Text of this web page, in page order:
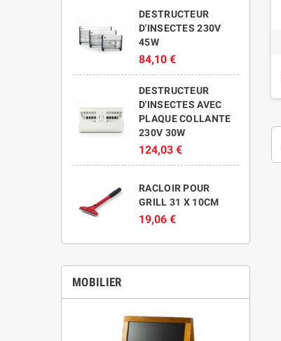
DESTRUCTEUR
D'INSECTES 230V
45W
84,10 €
DESTRUCTEUR
D'INSECTES AVEC
PLAQUE COLLANTE
230V 30W
124,03 €
RACLOIR POUR
GRILL 31 X 10CM
19,06 €
MOBILIER